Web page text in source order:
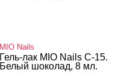
MIO Nails
Гель-лак MIO Nails C-15.
Белый шоколад, 8 мл.